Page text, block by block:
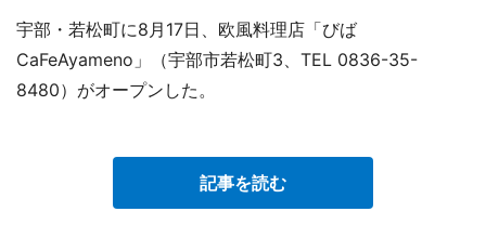
宇部・若松町に8月17日、欧風料理店「びば
CaFeAyameno」（宇部市若松町3、TEL 0836-35-
8480）がオープンした。
記事を読む